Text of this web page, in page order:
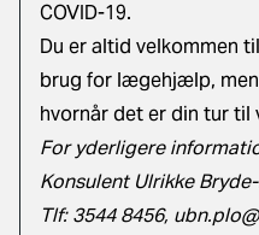
COVID-19.
Du er altid velkommen
brug for lægehjælp,
hvornår det er din tur til
For yderligere
Konsulent Ulrikke
Tlf: 3544 8456,